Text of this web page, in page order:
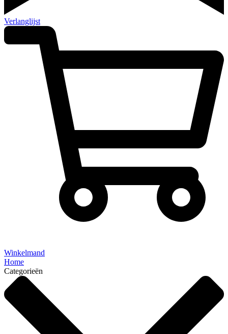
Verlanglijst
Winkelmand
Home
Categorieën